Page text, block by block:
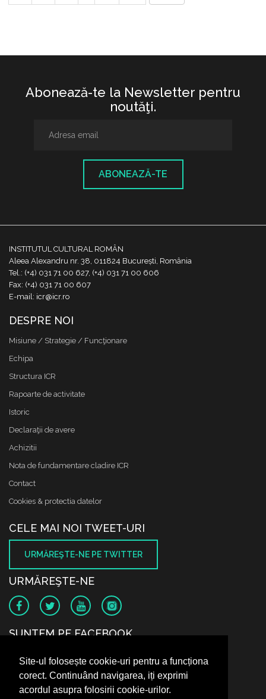
Site-ul folosește cookie-uri pentru a funcționa
corect. Continuând navigarea, iți exprimi
acordul asupra folosirii cookie-urilor.
Abonează-te la Newsletter pentru
noutăţi.
ABONEAZĂ-TE
INSTITUTUL CULTURAL ROMÂN
Aleea Alexandru nr. 38, 011824 București, România
Tel.: (+4) 031 71 00 627, (+4) 031 71 00 606
Fax: (+4) 031 71 00 607
E-mail: icr@icr.ro
DESPRE NOI
Misiune / Strategie / Funcţionare
Echipa
Structura ICR
Rapoarte de activitate
Istoric
Declaraţii de avere
Achizitii
Nota de fundamentare cladire ICR
Contact
Cookies & protectia datelor
CELE MAI NOI TWEET-URI
URMĂREŞTE-NE PE TWITTER
URMĂREŞTE-NE
SUNTEM PE FACEBOOK